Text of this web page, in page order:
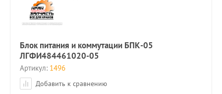
Блок питания и коммутации БПК-05
ЛГФИ484461020-05
Артикул: 1496
Добавить к сравнению